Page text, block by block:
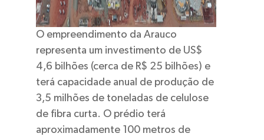
O empreendimento da Arauco
representa um investimento de US$
4,6 bilhões (cerca de R$ 25 bilhões) e
terá capacidade anual de produção de
3,5 milhões de toneladas de celulose
de fibra curta. O prédio terá
aproximadamente 100 metros de